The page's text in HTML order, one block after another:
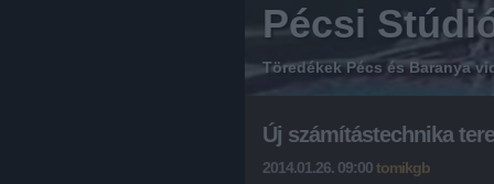
Pécsi
Töredékek Pécs és Baranya
Új számítástechnika
2014.01.26. 09:00tomikgb